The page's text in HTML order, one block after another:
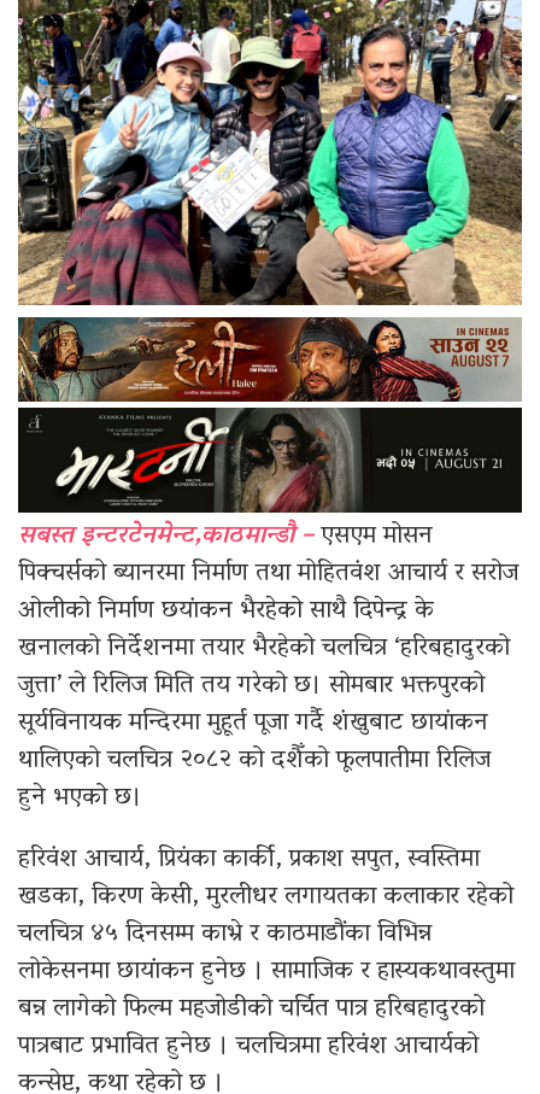
सबस्त इन्टरटेनमेन्ट,काठमान्डौ –एसएम मोसन
पिक्चर्सको ब्यानरमा निर्माण तथा मोहितवंश आचार्य र सरोज
ओलीको निर्माण छयांकन भैरहेको साथै दिपेन्द्र के
खनालको निर्देशनमा तयार भैरहेको चलचित्र ‘हरिबहादुरको
जुत्ता’ ले रिलिज मिति तय गरेको छ। सोमबार भक्तपुरको
सूर्यविनायक मन्दिरमा मुहूर्त पूजा गर्दै शंखुबाट छायांकन
थालिएको चलचित्र २०८२ को दशैँको फूलपातीमा रिलिज
हुने भएको छ।
हरिवंश आचार्य, प्रियंका कार्की, प्रकाश सपुत, स्वस्तिमा
खडका, किरण केसी, मुरलीधर लगायतका कलाकार रहेको
चलचित्र ४५ दिनसम्म काभ्रे र काठमाडौंका विभिन्न
लोकेसनमा छायांकन हुनेछ । सामाजिक र हास्यकथावस्तुमा
बन्न लागेको फिल्म महजोडीको चर्चित पात्र हरिबहादुरको
पात्रबाट प्रभावित हुनेछ । चलचित्रमा हरिवंश आचार्यको
कन्सेप्ट, कथा रहेको छ ।